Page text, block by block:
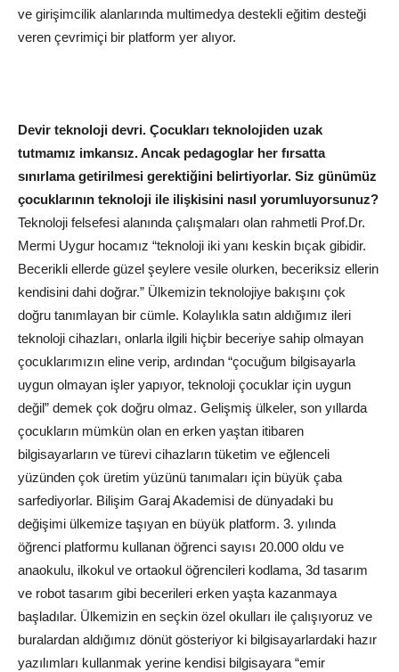
ve girişimcilik alanlarında multimedya destekli eğitim desteği
veren çevrimiçi bir platform yer alıyor.
Devir teknoloji devri. Çocukları teknolojiden uzak
tutmamız imkansız. Ancak pedagoglar her fırsatta
sınırlama getirilmesi gerektiğini belirtiyorlar. Siz günümüz
çocuklarının teknoloji ile ilişkisini nasıl yorumluyorsunuz?
Teknoloji felsefesi alanında çalışmaları olan rahmetli Prof.Dr.
Mermi Uygur hocamız “teknoloji iki yanı keskin bıçak gibidir.
Becerikli ellerde güzel şeylere vesile olurken, beceriksiz ellerin
kendisini dahi doğrar.” Ülkemizin teknolojiye bakışını çok
doğru tanımlayan bir cümle. Kolaylıkla satın aldığımız ileri
teknoloji cihazları, onlarla ilgili hiçbir beceriye sahip olmayan
çocuklarımızın eline verip, ardından “çocuğum bilgisayarla
uygun olmayan işler yapıyor, teknoloji çocuklar için uygun
değil” demek çok doğru olmaz. Gelişmiş ülkeler, son yıllarda
çocukların mümkün olan en erken yaştan itibaren
bilgisayarların ve türevi cihazların tüketim ve eğlenceli
yüzünden çok üretim yüzünü tanımaları için büyük çaba
sarfediyorlar. Bilişim Garaj Akademisi de dünyadaki bu
değişimi ülkemize taşıyan en büyük platform. 3. yılında
öğrenci platformu kullanan öğrenci sayısı 20.000 oldu ve
anaokulu, ilkokul ve ortaokul öğrencileri kodlama, 3d tasarım
ve robot tasarım gibi becerileri erken yaşta kazanmaya
başladılar. Ülkemizin en seçkin özel okulları ile çalışıyoruz ve
buralardan aldığımız dönüt gösteriyor ki bilgisayarlardaki hazır
yazılımları kullanmak yerine kendisi bilgisayara “emir